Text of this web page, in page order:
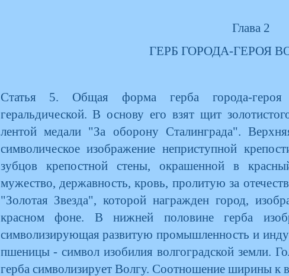
Глава 2
ГЕРБ ГОРОДА-ГЕРОЯ
Статья 5. Общая форма герба города-героя
геральдической. В основу его взят щит
лентой медали "За оборону Сталинграда".
символическое изображение неприступной
зубцов крепостной стены, окрашенной в
мужество, державность, кровь, пролитую за
"Золотая Звезда", которой награжден город,
красном фоне. В нижней половине герба
символизирующая развитую промышленность и
пшеницы - символ изобилия волгоградской земли.
герба символизирует Волгу. Соотношение ширины к